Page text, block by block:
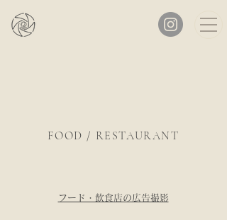
FOOD / RESTAURANT
フード・飲食店の​広告撮影